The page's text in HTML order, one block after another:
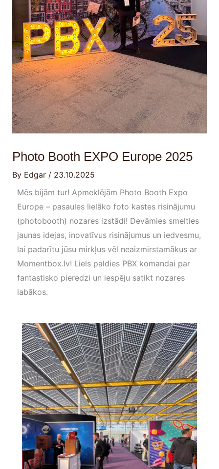
Photo Booth EXPO Europe 2025
By Edgar / 23.10.2025
Mēs bijām tur! Apmeklējām Photo Booth Expo
Europe – pasaules lielāko foto kastes risinājumu
(photobooth) nozares izstādi! Devāmies smelties
jaunas idejas, inovatīvus risinājumus un iedvesmu,
lai padarītu jūsu mirkļus vēl neaizmirstamākus ar
Momentbox.lv! Liels paldies PBX komandai par
fantastisko pieredzi un iespēju satikt nozares
labākos.